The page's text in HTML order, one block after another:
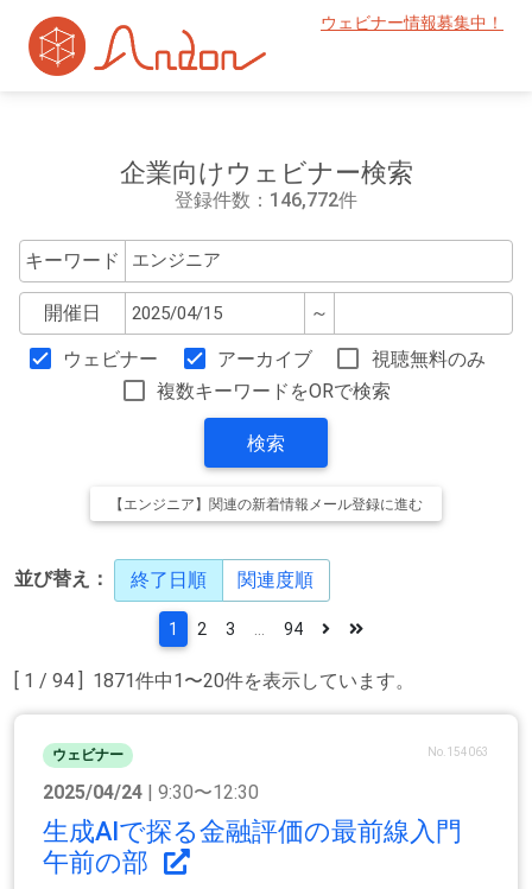
ウェビナー情報募集中！
企業向けウェビナー検索
登録件数：146,772件
キーワード
開催日 ～
ウェビナー アーカイブ
視聴無料のみ
複数キーワードをORで検索
検索
【エンジニア】関連の新着情報メール登録に進む
並び替え： 終了日順 関連度順
[ 1 / 94 ] 1871件中1〜20件を表示しています。
1 2 3 94
ウェビナー No.154063
2025/04/24 | 9:30〜12:30
生成AIで探る金融評価の最前線入門
午前の部